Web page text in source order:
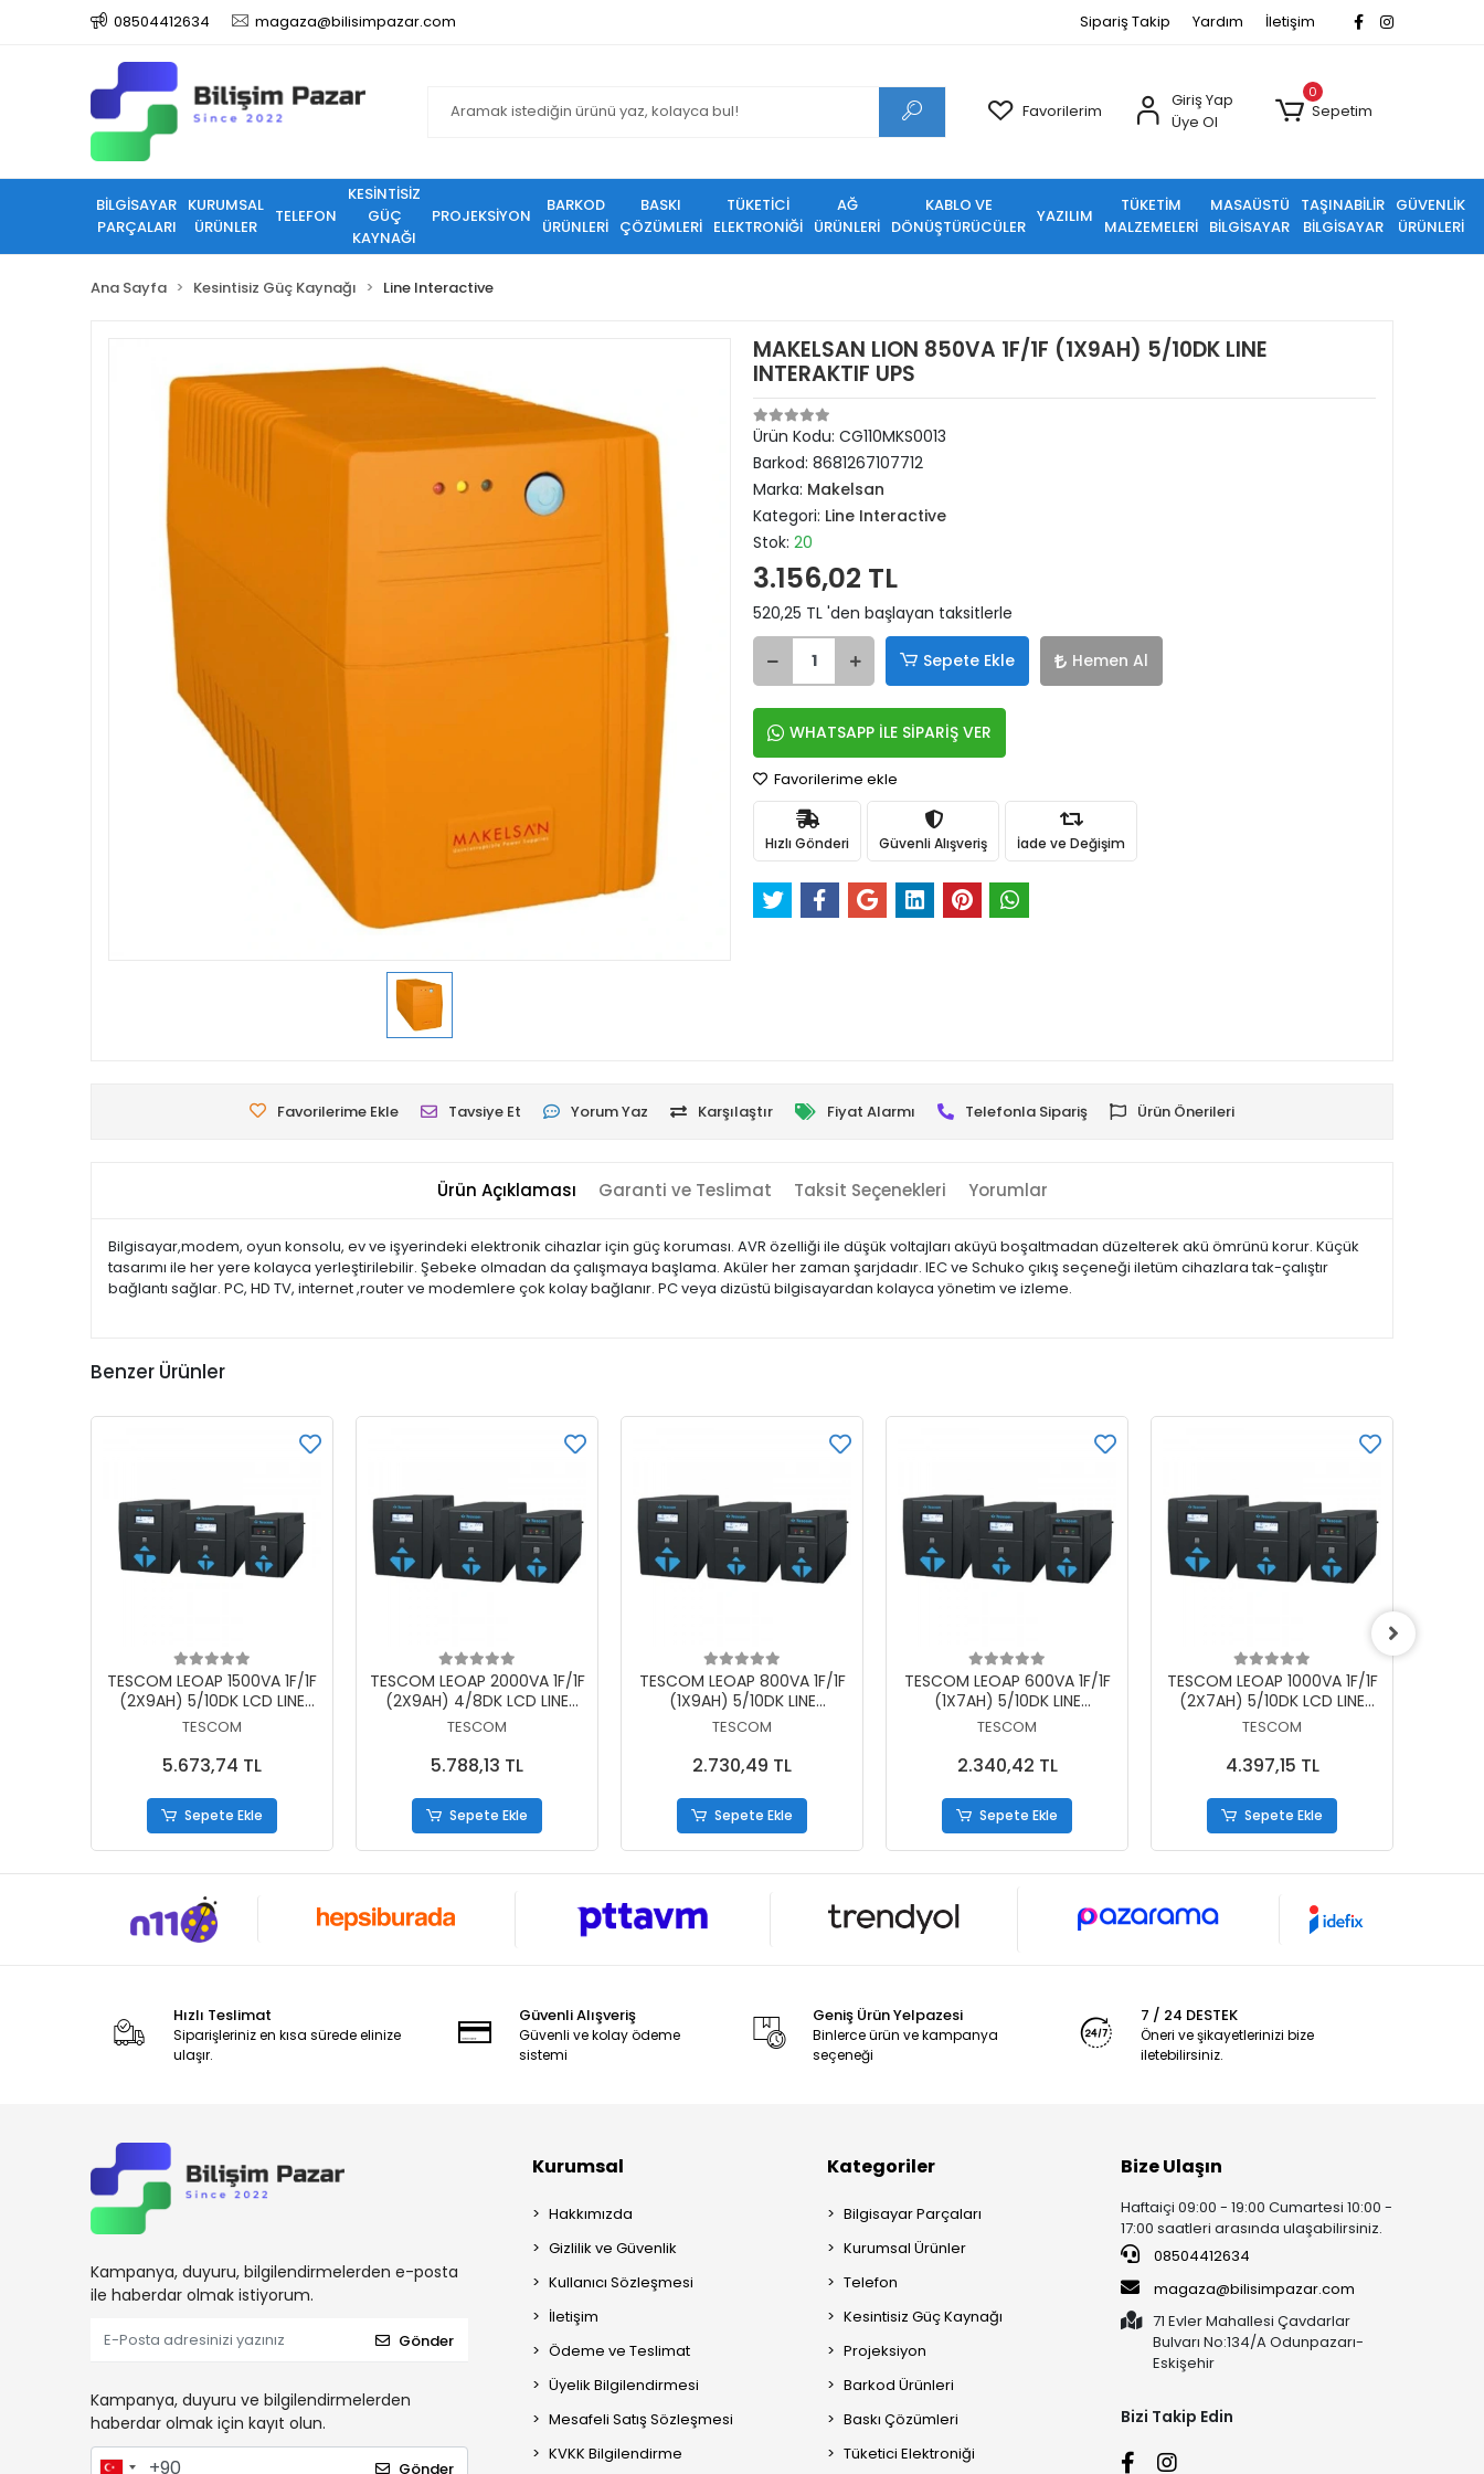
08504412634 magaza@bilisimpazar.com Sipariş Takip Yardım İletişim
Favorilerim
Giriş Yap
Üye Ol
0
Sepetim
BİLGİSAYAR
PARÇALARI
KURUMSAL
ÜRÜNLER
TELEFON
KESİNTİSİZ
GÜÇ
KAYNAĞI
PROJEKSİYON
BARKOD
ÜRÜNLERİ
BASKI
ÇÖZÜMLERİ
TÜKETİCİ
ELEKTRONİĞİ
AĞ
ÜRÜNLERİ
KABLO VE
DÖNÜŞTÜRÜCÜLER
YAZILIM
TÜKETİM
MALZEMELERİ
MASAÜSTÜ
BİLGİSAYAR
TAŞINABİLİR
BİLGİSAYAR
GÜVENLİK
ÜRÜNLERİ
Ana Sayfa Kesintisiz Güç Kaynağı Line Interactive
MAKELSAN LION 850VA 1F/1F (1X9AH) 5/10DK LINE
INTERAKTIF UPS
Ürün Kodu: CG110MKS0013
Barkod: 8681267107712
Marka: Makelsan
Kategori: Line Interactive
Stok: 20
3.156,02 TL
520,25 TL 'den başlayan taksitlerle
Sepete Ekle Hemen Al
WHATSAPP İLE SİPARİŞ VER
Favorilerime ekle
Hızlı Gönderi Güvenli Alışveriş İade ve Değişim
Favorilerime Ekle Tavsiye Et Yorum Yaz Karşılaştır Fiyat Alarmı Telefonla Sipariş Ürün Önerileri
Ürün Açıklaması Garanti ve Teslimat Taksit Seçenekleri Yorumlar
Bilgisayar,modem, oyun konsolu, ev ve işyerindeki elektronik cihazlar için güç koruması. AVR özelliği ile düşük voltajları aküyü boşaltmadan düzelterek akü ömrünü korur. Küçük
tasarımı ile her yere kolayca yerleştirilebilir. Şebeke olmadan da çalışmaya başlama. Aküler her zaman şarjdadır. IEC ve Schuko çıkış seçeneği iletüm cihazlara tak-çalıştır
bağlantı sağlar. PC, HD TV, internet ,router ve modemlere çok kolay bağlanır. PC veya dizüstü bilgisayardan kolayca yönetim ve izleme.
Benzer Ürünler
Sepete Ekle
TESCOM LEOAP 1500VA 1F/1F
(2X9AH) 5/10DK LCD LINE
INTERAKTIF UPS
TESCOM
5.673,74 TL
Sepete Ekle
Sepete Ekle
TESCOM LEOAP 2000VA 1F/1F
(2X9AH) 4/8DK LCD LINE
INTERAKTIF UPS
TESCOM
5.788,13 TL
Sepete Ekle
Sepete Ekle
TESCOM LEOAP 800VA 1F/1F
(1X9AH) 5/10DK LINE
INTERAKTIF UPS
TESCOM
2.730,49 TL
Sepete Ekle
Sepete Ekle
TESCOM LEOAP 600VA 1F/1F
(1X7AH) 5/10DK LINE
INTERAKTIF UPS
TESCOM
2.340,42 TL
Sepete Ekle
Sepete Ekle
TESCOM LEOAP 1000VA 1F/1F
(2X7AH) 5/10DK LCD LINE
INTERAKTIF UPS
TESCOM
4.397,15 TL
Sepete Ekle
Hızlı Teslimat
Siparişleriniz en kısa sürede elinize
ulaşır.
Güvenli Alışveriş
Güvenli ve kolay ödeme
sistemi
Geniş Ürün Yelpazesi
Binlerce ürün ve kampanya
seçeneği
7 / 24 DESTEK
Öneri ve şikayetlerinizi bize
iletebilirsiniz.
Kampanya, duyuru, bilgilendirmelerden e-posta
ile haberdar olmak istiyorum.
Gönder
Kampanya, duyuru ve bilgilendirmelerden
haberdar olmak için kayıt olun.
Gönder
Kurumsal
Hakkımızda
Gizlilik ve Güvenlik
Kullanıcı Sözleşmesi
İletişim
Ödeme ve Teslimat
Üyelik Bilgilendirmesi
Mesafeli Satış Sözleşmesi
KVKK Bilgilendirme
Kategoriler
Bilgisayar Parçaları
Kurumsal Ürünler
Telefon
Kesintisiz Güç Kaynağı
Projeksiyon
Barkod Ürünleri
Baskı Çözümleri
Tüketici Elektroniği
Bize Ulaşın
Haftaiçi 09:00 - 19:00 Cumartesi 10:00 -
17:00 saatleri arasında ulaşabilirsiniz.
08504412634
magaza@bilisimpazar.com
71 Evler Mahallesi Çavdarlar
Bulvarı No:134/A Odunpazarı-
Eskişehir
Bizi Takip Edin